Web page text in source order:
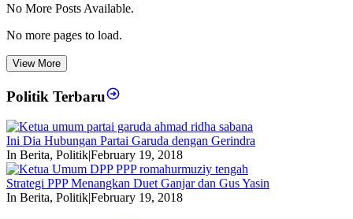
No More Posts Available.
No more pages to load.
View More
Politik Terbaru
Ini Dia Hubungan Partai Garuda dengan Gerindra
In Berita, Politik|February 19, 2018
Strategi PPP Menangkan Duet Ganjar dan Gus Yasin
In Berita, Politik|February 19, 2018